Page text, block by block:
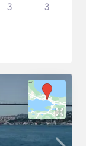
3 3